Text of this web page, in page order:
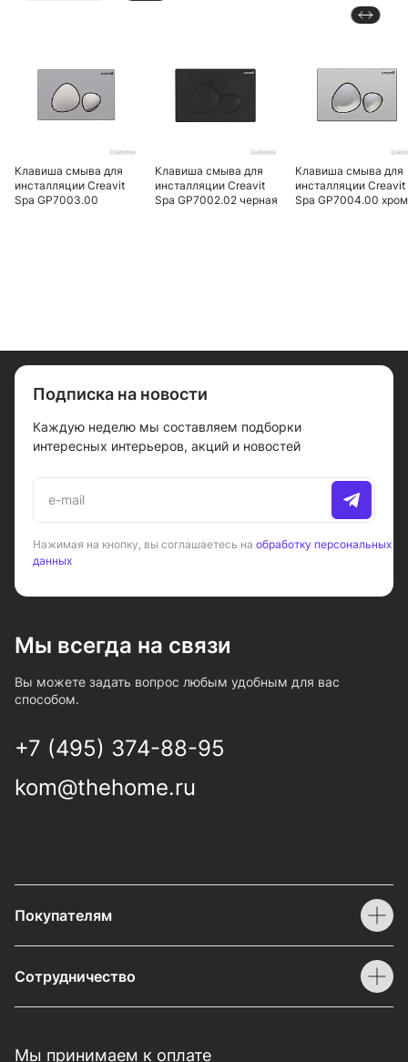
Клавиша смыва для
инсталляции Creavit
Spa GP7003.00
Клавиша смыва для
инсталляции Creavit
Spa GP7002.02 черная
Клавиша смыва для
инсталляции Creavit
Spa GP7004.00 хром
Подписка на новости
Каждую неделю мы составляем подборки
интересных интерьеров, акций и новостей
Нажимая на кнопку, вы соглашаетесь на обработку персональных
данных
Мы всегда на связи
Вы можете задать вопрос любым удобным для вас
способом.
+7 (495) 374-88-95
kom@thehome.ru
Покупателям
Сотрудничество
Мы принимаем к оплате